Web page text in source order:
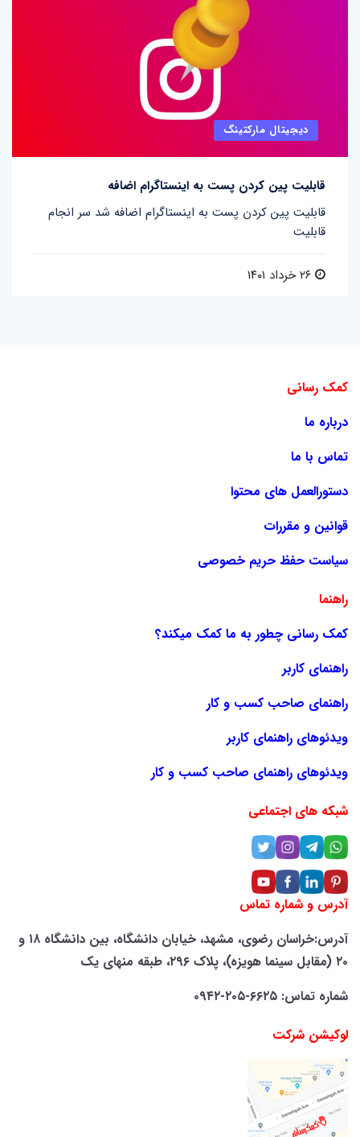
دیجیتال مارکتینگ
قابلیت پین کردن پست به اینستاگرام اضافه
قابلیت پین کردن پست به اینستاگرام اضافه شد سر انجام
قابلیت
کمک رسانی
درباره ما
تماس با ما
دستورالعمل های محتوا
قوانین و مقررات
سیاست حفظ حریم خصوصی
راهنما
کمک رسانی چطور به ما کمک میکند؟
راهنمای کاربر
راهنمای صاحب کسب و کار
ویدئوهای راهنمای کاربر
ویدئوهای راهنمای صاحب کسب و کار
شبکه های اجتماعی
آدرس و شماره تماس
آدرس:خراسان رضوی، مشهد، خیابان دانشگاه، بین دانشگاه ۱۸ و
۲۰ (مقابل سینما هویزه)، پلاک ۲۹۶، طبقه منهای یک
شماره تماس: ۶۶۲۵-۲۰۵-۰۹۴۲
لوکیشن شرکت